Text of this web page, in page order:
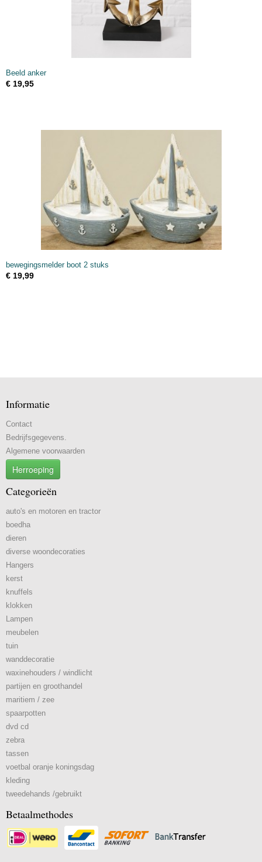
Beeld anker
€ 19,95
bewegingsmelder boot 2 stuks
€ 19,99
Informatie
Contact
Bedrijfsgegevens.
Algemene voorwaarden
Herroeping
Categorieën
auto's en motoren en tractor
boedha
dieren
diverse woondecoraties
Hangers
kerst
knuffels
klokken
Lampen
meubelen
tuin
wanddecoratie
waxinehouders / windlicht
partijen en groothandel
maritiem / zee
spaarpotten
dvd cd
zebra
tassen
voetbal oranje koningsdag
kleding
tweedehands /gebruikt
Betaalmethodes